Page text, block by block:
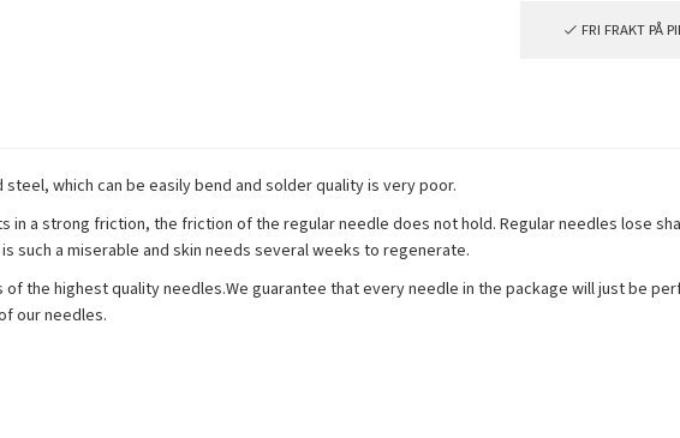
FRI FRAKT PÅ
which can be easily bend and solder quality is very poor.
in a strong friction, the friction of the regular needle does not hold. Regular needles lose
such a miserable and skin needs several weeks to regenerate.
the highest quality needles.We guarantee that every needle in the package will just be
our needles.